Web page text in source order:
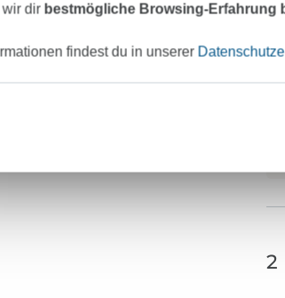
2
wir dir bestmögliche Browsing-Erfahrung
findest du in unserer